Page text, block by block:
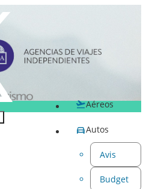
Aéreos
Autos
Avis
Budget